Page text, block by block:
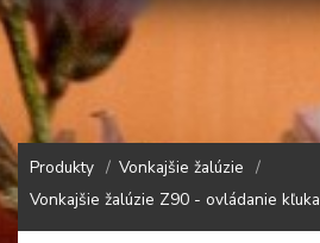
Produkty
Vonkajšie žalúzie
Vonkajšie žalúzie Z90 - ovládanie kľuka